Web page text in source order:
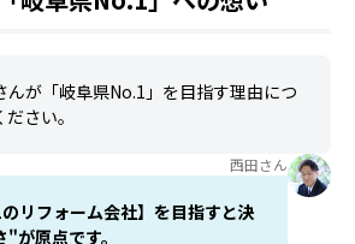
んが「岐阜県No.1」を目指す理由につ
さい。
西田さん
リフォーム会社】を目指すと決
が原点です。